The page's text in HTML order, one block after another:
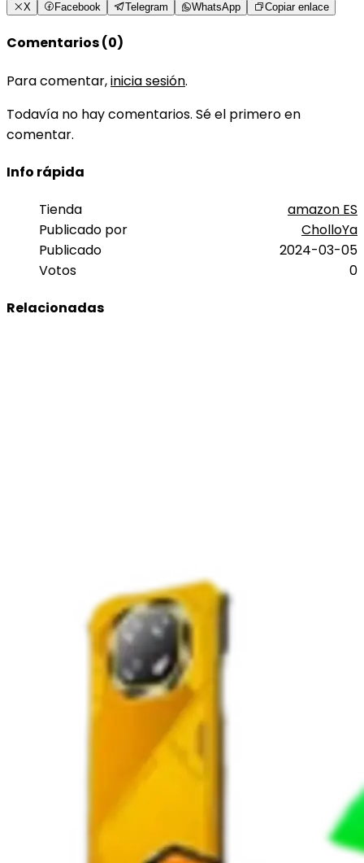
X Facebook Telegram WhatsApp Copiar enlace
Comentarios (0)
Para comentar,inicia sesión.
Todavía no hay comentarios. Sé el primero en
comentar.
Info rápida
Tienda
amazon ES
Publicado por
CholloYa
Publicado
2024-03-05
Votos
0
Relacionadas